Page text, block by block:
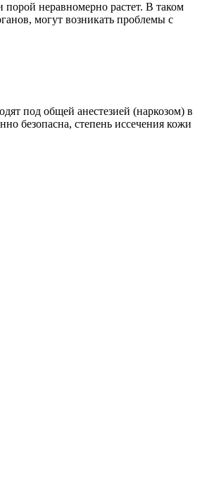
порой неравномерно растет. В таком
могут возникать проблемы с
под общей анестезией (наркозом) в
безопасна, степень иссечения кожи